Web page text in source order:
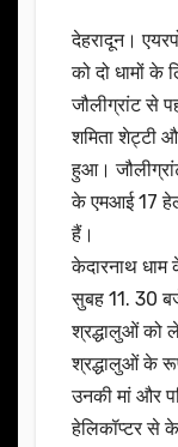
देहरादून।
को दो धामों के
जौलीग्रांट से
शमिता शेट्टी
हुआ।
के एमआई 17
हैं।
केदारनाथ
सुबह 11. 30
श्रद्धालुओं को
श्रद्धालुओं के
उनकी मां और
हेलिकॉप्टर से